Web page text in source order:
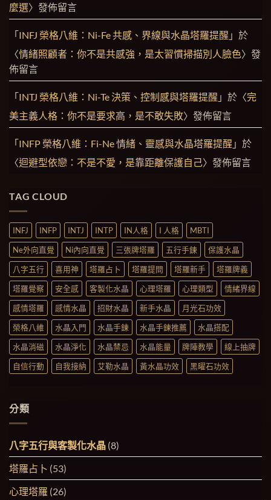
麼選〉發佈留言
「 INFJ 榮格八維：Ni-Fe 共感、界線與水晶塔羅提醒 」於
〈情緒照顧者：你不是共感強，是太習慣掃描別人臉色〉發
佈留言
「 INTJ 榮格八維：Ni-Te 決策、控制感與塔羅提醒 」於〈完
美主義人格：你不是要求高，是不敢失敗〉發佈留言
「 INFP 榮格八維：Fi-Ne 情緒、靈感與水晶塔羅提醒 」於
〈迴避型依戀：不是不愛，是靠距離保護自己〉發佈留言
TAG CLOUD
INFJ INFP INTJ INTP IN人格 I 人格
MBTI
Ne外向直覺
Ni內向直覺 三張牌塔羅 五行手鍊
保護水晶
八字五行
喜用神 塔羅占卜 塔羅提問 塔羅新手
塔羅牌義
塔羅覺察
安全感 客製化水晶 心理塔羅 心理類型
情緒界線
感情塔羅
感情水晶 招財水晶 新手水晶
月光石功效
榮格八維
水晶入門 水晶手鍊 水晶手鍊推薦
水晶搭配
水晶消磁
水晶淨化 水晶禁忌 水晶能量 牌陣教學
線上抽牌
自信行動
自我接納 艾勒水晶 黃水晶功效 黑曜石功效
分類
八字五行與客製化水晶 (8)
塔羅占卜 (53)
心理塔羅 (26)